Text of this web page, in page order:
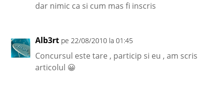
dar nimic ca si cum mas fi inscris
Alb3rt pe 22/08/2010 la 01:45
Concursul este tare , particip si eu , am scris
articolul 😀